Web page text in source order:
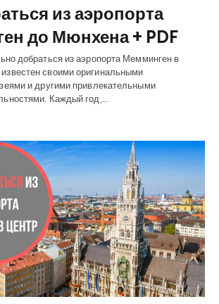
из аэропорта
до Мюнхена + PDF
добраться из аэропорта Мемминген в
своими оригинальными
и другими привлекательными
Каждый год,…